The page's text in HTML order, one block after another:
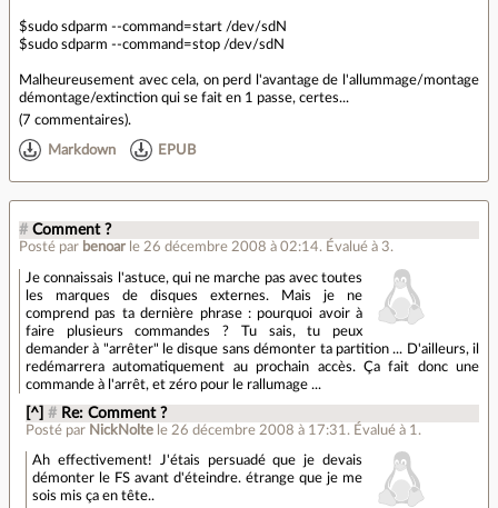
$sudo sdparm --command=start /dev/sdN
$sudo sdparm --command=stop /dev/sdN
Malheureusement avec cela, on perd l'avantage de l'allummage/montage
démontage/extinction qui se fait en 1 passe, certes...
(7 commentaires).
Markdown EPUB
# Comment ?
Posté par benoar le 26 décembre 2008 à 02:14. Évalué à 3.
Je connaissais l'astuce, qui ne marche pas avec toutes
les marques de disques externes. Mais je ne
comprend pas ta dernière phrase : pourquoi avoir à
faire plusieurs commandes ? Tu sais, tu peux
demander à "arrêter" le disque sans démonter ta partition ... D'ailleurs, il
redémarrera automatiquement au prochain accès. Ça fait donc une
commande à l'arrêt, et zéro pour le rallumage ...
[^] # Re: Comment ?
Posté par NickNolte le 26 décembre 2008 à 17:31 . Évalué à 1 .
Ah effectivement! J'étais persuadé que je devais
démonter le FS avant d'éteindre. étrange que je me
sois mis ça en tête..